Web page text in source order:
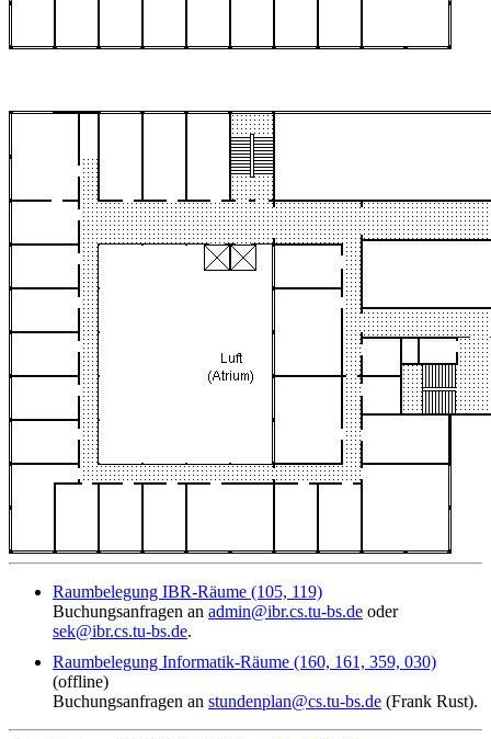
Raumbelegung IBR-Räume (105, 119)
Buchungsanfragen an admin@ibr.cs.tu-bs.de oder
sek@ibr.cs.tu-bs.de.
Raumbelegung Informatik-Räume (160, 161, 359, 030)
(offline)
Buchungsanfragen an stundenplan@cs.tu-bs.de (Frank Rust).